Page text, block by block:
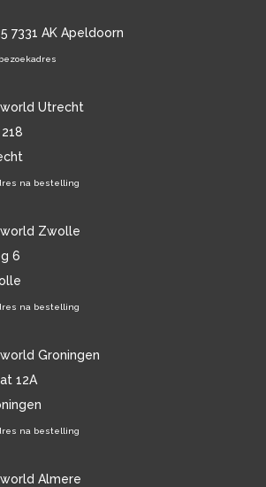
7331 AK Apeldoorn
Utrecht
na bestelling
Zwolle
6
na bestelling
Groningen
12A
na bestelling
Almere